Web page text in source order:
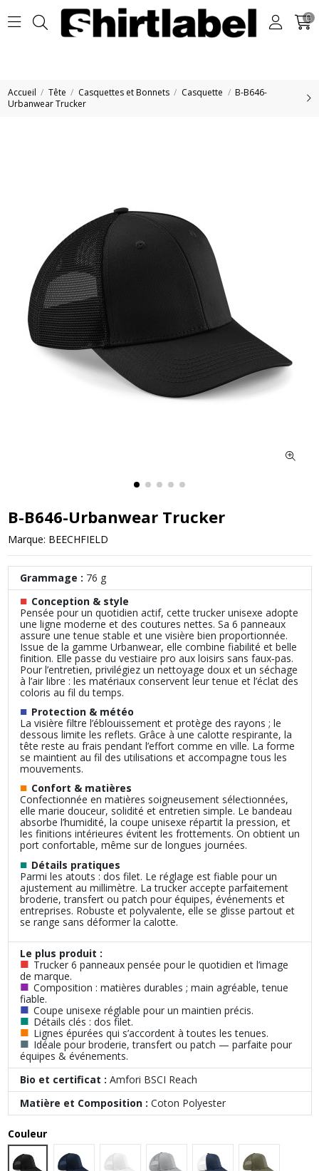
0
Accueil Tête Casquettes et Bonnets Casquette
B-B646-
Urbanwear Trucker
B-B646-Urbanwear Trucker
Marque: BEECHFIELD
Grammage : 76 g
■ Conception & style
Pensée pour un quotidien actif, cette trucker unisexe adopte
une ligne moderne et des coutures nettes. Sa 6 panneaux
assure une tenue stable et une visière bien proportionnée.
Issue de la gamme Urbanwear, elle combine fiabilité et belle
finition. Elle passe du vestiaire pro aux loisirs sans faux‑pas.
Pour l’entretien, privilégiez un nettoyage doux et un séchage
à l’air libre : les matériaux conservent leur tenue et l’éclat des
coloris au fil du temps.
■ Protection & météo
La visière filtre l’éblouissement et protège des rayons ; le
dessous limite les reflets. Grâce à une calotte respirante, la
tête reste au frais pendant l’effort comme en ville. La forme
se maintient au fil des utilisations et accompagne tous les
mouvements.
■ Confort & matières
Confectionnée en matières soigneusement sélectionnées,
elle marie douceur, solidité et entretien simple. Le bandeau
absorbe l’humidité, la coupe unisexe répartit la pression, et
les finitions intérieures évitent les frottements. On obtient un
port confortable, même sur de longues journées.
■ Détails pratiques
Parmi les atouts : dos filet. Le réglage est fiable pour un
ajustement au millimètre. La trucker accepte parfaitement
broderie, transfert ou patch pour équipes, événements et
entreprises. Robuste et polyvalente, elle se glisse partout et
se range sans déformer la calotte.
Le plus produit :
■ Trucker 6 panneaux pensée pour le quotidien et l’image
de marque.
■ Composition : matières durables ; main agréable, tenue
fiable.
■ Coupe unisexe réglable pour un maintien précis.
■ Détails clés : dos filet.
■ Lignes épurées qui s’accordent à toutes les tenues.
■ Idéale pour broderie, transfert ou patch — parfaite pour
équipes & événements.
Bio et certificat : Amfori BSCI Reach
Matière et Composition : Coton Polyester
Couleur
Black
Navy Light GreyNavy|WhiteOlive Green